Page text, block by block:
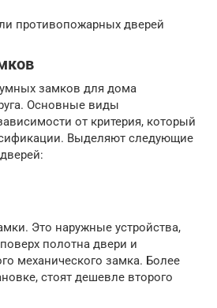
противопожарных дверей
замков для дома
Основные виды
от критерия, который
Выделяют следующие
Это наружные устройства,
полотна двери и
механического замка. Более
стоят дешевле второго